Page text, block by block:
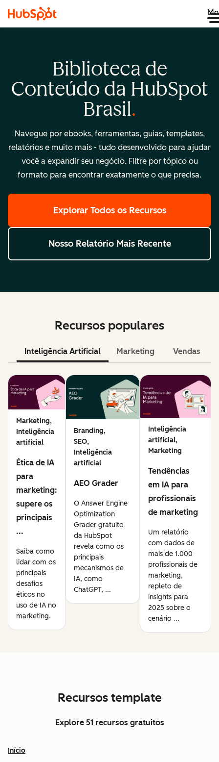
Biblioteca de
Conteúdo da HubSpot
Brasil
Navegue por ebooks, ferramentas, guias, templates,
relatórios e muito mais - tudo desenvolvido para ajudar
você a expandir seu negócio. Filtre por tópico ou
formato para encontrar exatamente o que precisa.
Explorar Todos os Recursos
Nosso Relatório Mais Recente
Recursos populares
Inteligência Artificial Marketing Vendas
Marketing,
Inteligência
artificial
Ética de IA
para
marketing:
supere os
principais
...
Saiba como
lidar com os
principais
desafios
éticos no
uso de IA no
marketing.
Branding,
SEO,
Inteligência
artificial
AEO Grader
O Answer Engine
Optimization
Grader gratuito
da HubSpot
revela como os
principais
mecanismos de
IA, como
ChatGPT, ...
Inteligência
artificial,
Marketing
Tendências
em IA para
profissionais
de marketing
Um relatório
com dados de
mais de 1.000
profissionais de
marketing,
repleto de
insights para
2025 sobre o
cenário ...
Recursos template
Explore 51 recursos gratuitos
Início